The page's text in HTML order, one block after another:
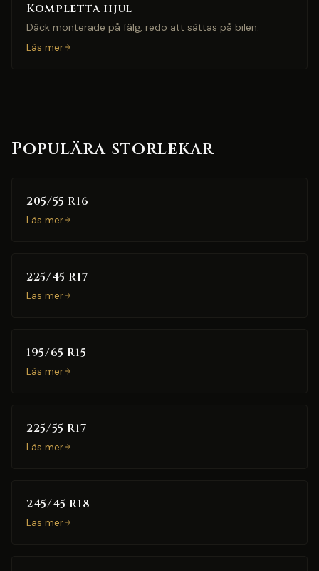
Kompletta hjul
Däck monterade på fälg, redo att sättas på bilen.
Läs mer
Populära storlekar
205/55 R16
Läs mer
225/45 R17
Läs mer
195/65 R15
Läs mer
225/55 R17
Läs mer
245/45 R18
Läs mer